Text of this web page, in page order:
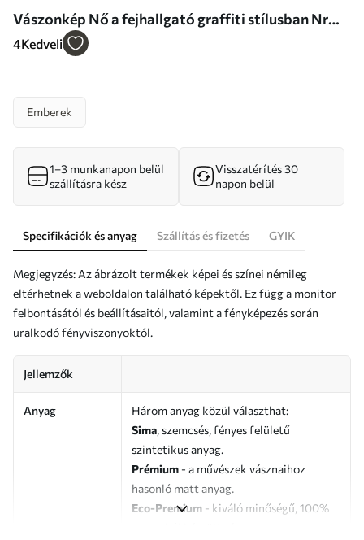
Vászonkép Nő a fejhallgató graffiti stílusban Nr
s39443
4Kedveli
Emberek
1–3 munkanapon belül
szállításra kész
Visszatérítés 30
napon belül
Specifikációk és anyag Szállítás és fizetés GYIK
Megjegyzés: Az ábrázolt termékek képei és színei némileg
eltérhetnek a weboldalon található képektől. Ez függ a monitor
felbontásától és beállításaitól, valamint a fényképezés során
uralkodó fényviszonyoktól.
Jellemzők
Anyag
Három anyag közül választhat:
Sima, szemcsés, fényes felületű
szintetikus anyag.
Prémium - a művészek vásznaihoz
hasonló matt anyag.
Eco-Premium - kiváló minőségű, 100%